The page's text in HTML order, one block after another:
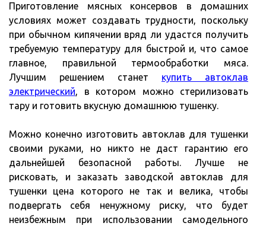
Приготовление мясных консервов в домашних
условиях может создавать трудности, поскольку
при обычном кипячении вряд ли удастся получить
требуемую температуру для быстрой и, что самое
главное, правильной термообработки мяса.
Лучшим решением станет купить автоклав
электрический, в котором можно стерилизовать
тару и готовить вкусную домашнюю тушенку.
Можно конечно изготовить автоклав для тушенки
своими руками, но никто не даст гарантию его
дальнейшей безопасной работы. Лучше не
рисковать, и заказать заводской автоклав для
тушенки цена которого не так и велика, чтобы
подвергать себя ненужному риску, что будет
неизбежным при использовании самодельного